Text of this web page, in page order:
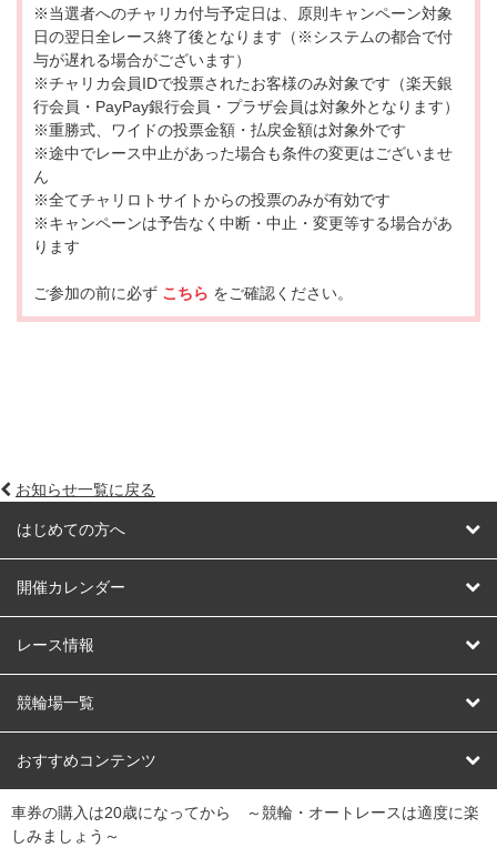
※当選者へのチャリカ付与予定日は、原則キャンペーン対象
日の翌日全レース終了後となります（※システムの都合で付
与が遅れる場合がございます）
※チャリカ会員IDで投票されたお客様のみ対象です（楽天銀
行会員・PayPay銀行会員・プラザ会員は対象外となります）
※重勝式、ワイドの投票金額・払戻金額は対象外です
※途中でレース中止があった場合も条件の変更はございませ
ん
※全てチャリロトサイトからの投票のみが有効です
※キャンペーンは予告なく中断・中止・変更等する場合があ
ります
ご参加の前に必ず こちら をご確認ください。
お知らせ一覧に戻る
はじめての方へ
はじめての方へ
開催カレンダー
競輪
オートレース
競輪くじ
Dokanto!
レース情報
レース予想
レース結果
キャリーオーバー一覧
競輪場一覧
北日本 函館競輪場
関
東
弥彦競輪場 前橋競輪場 取手競輪場 宇都宮競輪場
おすすめコンテンツ
競輪選手情報
車券の購入は20歳になってから ～競輪・オートレースは適度に楽
しみましょう～